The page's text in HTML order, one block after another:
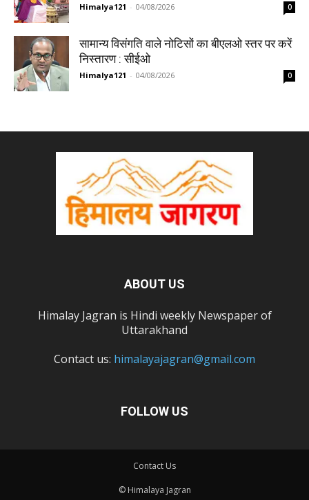
Himalya121 - 04/08/2026 0
सामान्य विसंगति वाले नोटिसों का बीएलओ स्तर पर करें
निस्तारण : सीईओ
Himalya121 - 04/08/2026 0
ABOUT US
Himalay Jagran is Hindi weekly Newspaper of
Uttarakhand
Contact us: himalayajagran@gmail.com
FOLLOW US
Contact Us
© Himalaya Jagran